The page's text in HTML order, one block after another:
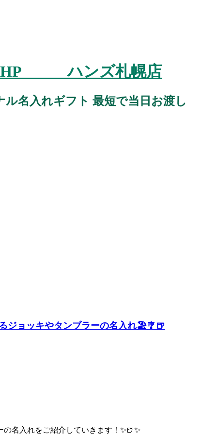
HP ハンズ札幌店
名入れギフト 最短で当日お渡し
ジョッキやタンブラーの名入れ🏖️🎐🍺
名入れをご紹介していきます！✨🍺✨